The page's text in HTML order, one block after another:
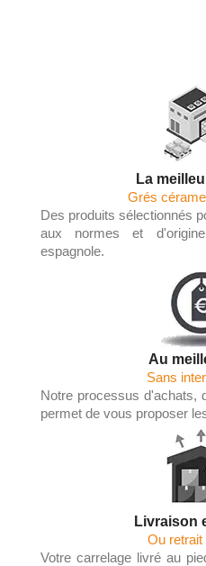
La
Grés
Des produits sélectionnés
aux normes et
espagnole.
Au
Sans
Notre processus d'achats,
permet de vous proposer
Livraison
Ou retrait
Votre carrelage livré au